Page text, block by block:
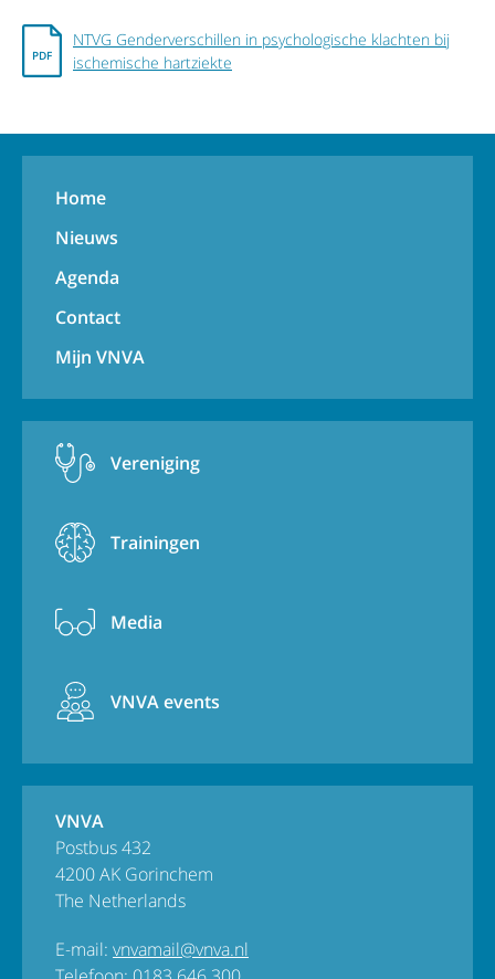
NTVG Genderverschillen in psychologische klachten bij
ischemische hartziekte
Home
Nieuws
Agenda
Contact
Mijn VNVA
Vereniging
Trainingen
Media
VNVA events
VNVA
Postbus 432
4200 AK Gorinchem
The Netherlands
E-mail: vnvamail@vnva.nl